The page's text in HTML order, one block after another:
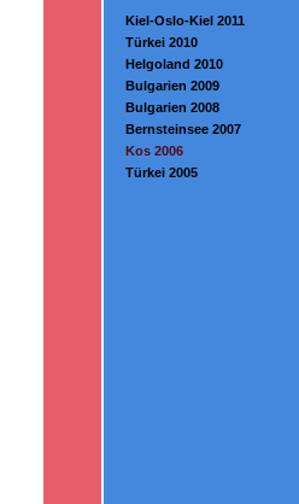
Kiel-Oslo-Kiel 2011
Türkei 2010
Helgoland 2010
Bulgarien 2009
Bulgarien 2008
Bernsteinsee 2007
Kos 2006
Türkei 2005